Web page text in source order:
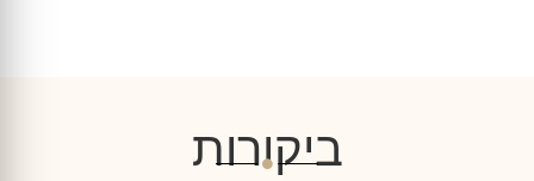
ביקורות